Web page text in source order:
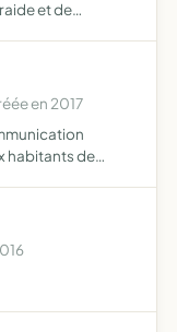
et de
en 2017
habitants de